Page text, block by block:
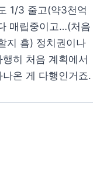
1/3 줄고(약3천억
매립중이고…(처음
지 흠) 정치권이나
히 처음 계획에서
온 게 다행인거죠.